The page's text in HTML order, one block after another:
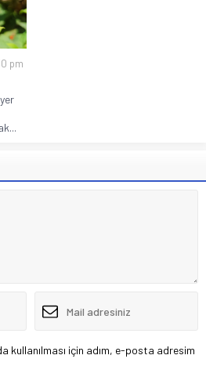
pm
kullanılması için adım, e-posta adresim